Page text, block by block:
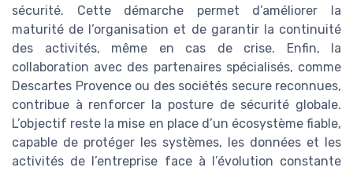
sécurité. Cette démarche permet d’améliorer la
maturité de l’organisation et de garantir la continuité
des activités, même en cas de crise. Enfin, la
collaboration avec des partenaires spécialisés, comme
Descartes Provence ou des sociétés secure reconnues,
contribue à renforcer la posture de sécurité globale.
L’objectif reste la mise en place d’un écosystème fiable,
capable de protéger les systèmes, les données et les
activités de l’entreprise face à l’évolution constante